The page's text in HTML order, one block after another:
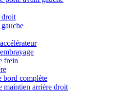
droit
frein
bord complète
maintien arrière droit